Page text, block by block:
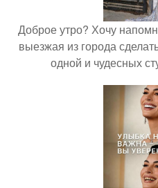
Доброе утро? Хочу
выезжая из города
одной и чудесных